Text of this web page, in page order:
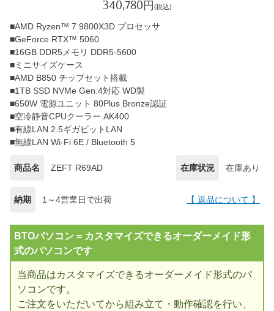
340,780円(税込)
■AMD Ryzen™ 7 9800X3D プロセッサ
■GeForce RTX™ 5060
■16GB DDR5メモリ DDR5-5600
■ミニサイズケース
■AMD B850 チップセット搭載
■1TB SSD NVMe Gen.4対応 WD製
■650W 電源ユニット 80Plus Bronze認証
■空冷静音CPUクーラー AK400
■有線LAN 2.5ギガビットLAN
■無線LAN Wi-Fi 6E / Bluetooth 5
商品名 ZEFT R69AD 在庫状況 在庫あり
納期 1～4営業日で出荷 【 返品について 】
BTOパソコン = カスタマイズできるオーダーメイド形
式のパソコンです
当商品はカスタマイズできるオーダーメイド形式のパ
ソコンです。
ご注文をいただいてから組み立て・動作確認を行い、